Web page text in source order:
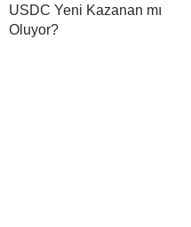
USDC Yeni Kazanan mı
Oluyor?